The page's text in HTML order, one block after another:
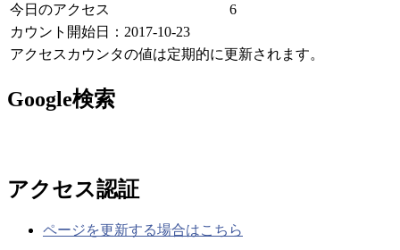
今日のアクセス
6
カウント開始日：2017-10-23
アクセスカウンタの値は定期的に更新されます。
Google検索
アクセス認証
ページを更新する場合はこちら